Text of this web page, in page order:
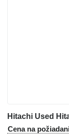
Hitachi Used
Cena na